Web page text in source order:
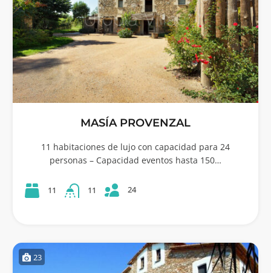
MASÍA PROVENZAL
11 habitaciones de lujo con capacidad para 24
personas – Capacidad eventos hasta 150…
11 11 24
23